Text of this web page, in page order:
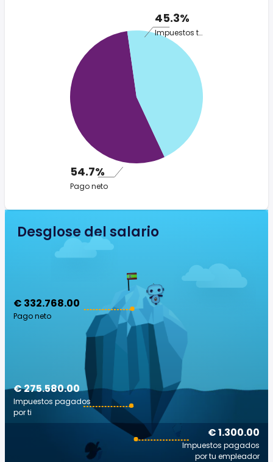
45.3%
Impuestos totales
54.7%
Pago neto
Desglose del salario
€ 332.768.00
Pago neto
€ 1.300.00
Impuestos pagados
por tu empleador
€ 275.580.00
Impuestos pagados
por ti